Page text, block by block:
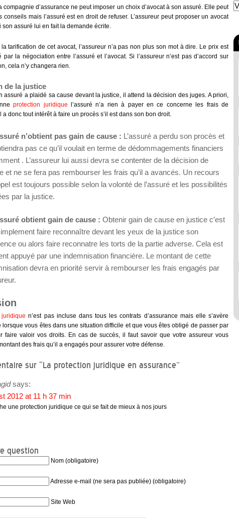
compagnie d’assurance ne peut imposer un choix d’avocat à son assuré. Elle peut
conseils mais l’assuré est en droit de refuser. L’assureur peut proposer un avocat
son assuré lui en fait la demande écrite.
tarification de cet avocat, l’assureur n’a pas non plus son mot à dire. Le prix est
par la négociation entre l’assuré et l’avocat. Si l’assureur n’est pas d’accord sur
cela n’y changera rien.
de la justice
assuré a plaidé sa cause devant la justice, il attend la décision des juges. A priori,
protection juridique l’assuré n’a rien à payer en ce concerne les frais de
a donc tout intérêt à faire un procès s’il est dans son bon droit.
n’obtient pas gain de cause : L’assuré a perdu son procès et
pas ce qu’il voulait en terme de dédommagements financiers
. L’assureur lui aussi devra se contenter de la décision de
et ne se fera pas rembourser les frais qu’il a avancés. Un recours
est toujours possible selon la volonté de l’assuré et les possibilités
par la justice.
obtient gain de cause : Obtenir gain de cause en justice c’est
faire reconnaître devant les yeux de la justice son
ou alors faire reconnatre les torts de la partie adverse. Cela est
appuyé par une indemnisation financière. Le montant de cette
devra en priorité servir à rembourser les frais engagés par
n’est pas incluse dans tous les contrats d’assurance mais elle s’avère
lorsque vous êtes dans une situation difficile et que vous êtes obligé de passer par
faire valoir vos droits. En cas de succès, il faut savoir que votre assureur vous
des frais qu’il a engagés pour assurer votre défense.
sur “La protection juridique en assurance”
says:
2012 at 11 h 37 min
une protection juridique ce qui se fait de mieux à nos jours
question
Nom (obligatoire)
Adresse e-mail (ne sera pas publiée) (obligatoire)
Site Web